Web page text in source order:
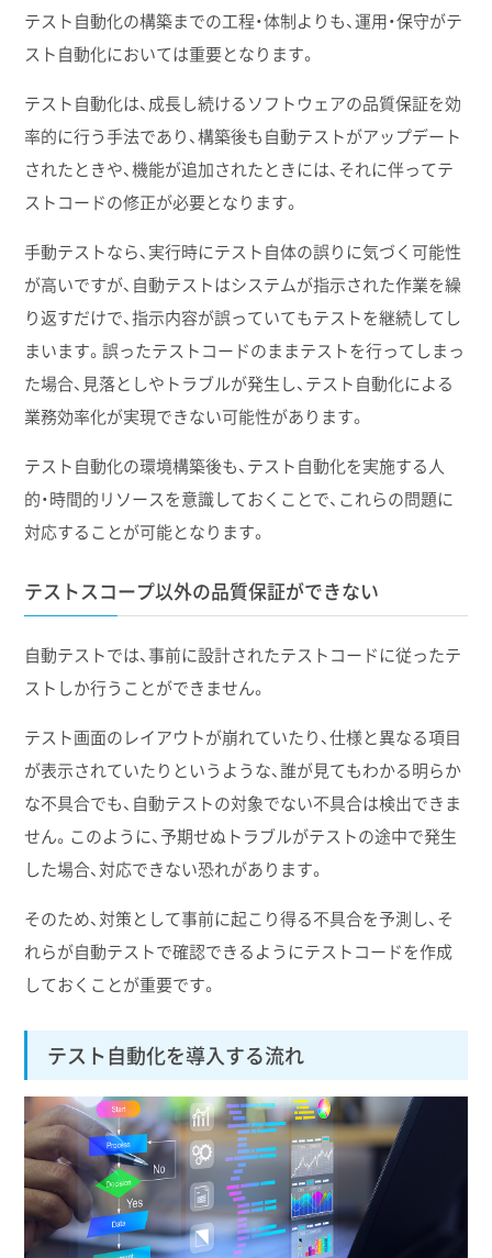
テスト自動化の構築までの工程・体制よりも、運用・保守がテ
スト自動化においては重要となります。
テスト自動化は、成長し続けるソフトウェアの品質保証を効
率的に行う手法であり、構築後も自動テストがアップデート
されたときや、機能が追加されたときには、それに伴ってテ
ストコードの修正が必要となります。
手動テストなら、実行時にテスト自体の誤りに気づく可能性
が高いですが、自動テストはシステムが指示された作業を繰
り返すだけで、指示内容が誤っていてもテストを継続してし
まいます。誤ったテストコードのままテストを行ってしまっ
た場合、見落としやトラブルが発生し、テスト自動化による
業務効率化が実現できない可能性があります。
テスト自動化の環境構築後も、テスト自動化を実施する人
的・時間的リソースを意識しておくことで、これらの問題に
対応することが可能となります。
テストスコープ以外の品質保証ができない
自動テストでは、事前に設計されたテストコードに従ったテ
ストしか行うことができません。
テスト画面のレイアウトが崩れていたり、仕様と異なる項目
が表示されていたりというような、誰が見てもわかる明らか
な不具合でも、自動テストの対象でない不具合は検出できま
せん。このように、予期せぬトラブルがテストの途中で発生
した場合、対応できない恐れがあります。
そのため、対策として事前に起こり得る不具合を予測し、そ
れらが自動テストで確認できるようにテストコードを作成
しておくことが重要です。
テスト自動化を導入する流れ